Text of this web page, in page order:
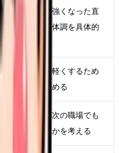
められないが強くなった直
相手、業務、体調を具体的
められないを軽くするため
れる条件を決める
められないが次の職場でも
項目に表れるかを考える